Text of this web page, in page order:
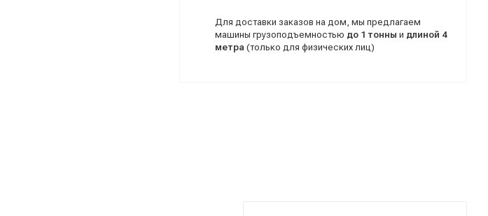
Для доставки заказов на дом, мы предлагаем
машины грузоподъемностью до 1 тонны и длиной 4
метра (только для физических лиц)